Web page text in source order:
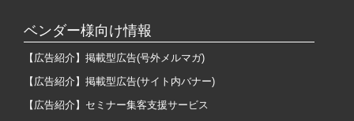
ベンダー様向け情報
【広告紹介】掲載型広告(号外メルマガ)
【広告紹介】掲載型広告(サイト内バナー)
【広告紹介】セミナー集客支援サービス